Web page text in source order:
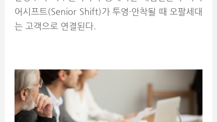
어시프트(Senior Shift)가 투영·안착될 때 오팔세대
는 고객으로 연결된다.